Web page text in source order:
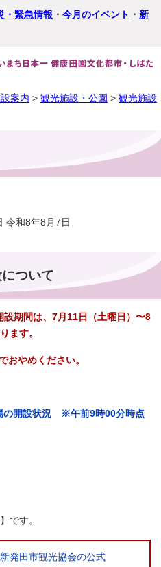
・緊急情報 ・ 今月のイベント ・ 新
案内 > 観光施設・公園 > 観光施設
和8年8月7日
ついて
期間は、7月11日（土曜日）〜8
ます。
おやめください。
の開設状況 ※午前9時00分時点
です。
発田市観光協会の公式